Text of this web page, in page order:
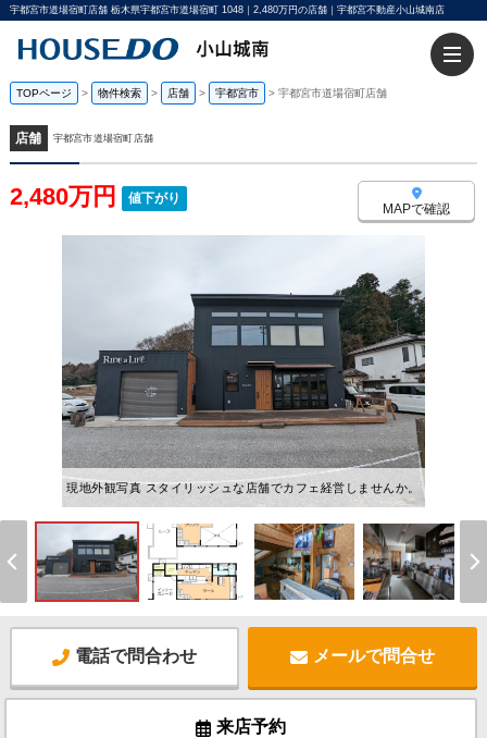
宇都宮市道場宿町店舗 栃木県宇都宮市道場宿町 1048｜2,480万円の店舗｜宇都宮不動産小山城南店
TOPページ > 物件検索 > 店舗 > 宇都宮市 > 宇都宮市道場宿町店舗
店舗 宇都宮市道場宿町店舗
2,480万円 値下がり
MAPで確認
現地外観写真 スタイリッシュな店舗でカフェ経営しませんか。
電話で問合わせ メールで問合せ
来店予約